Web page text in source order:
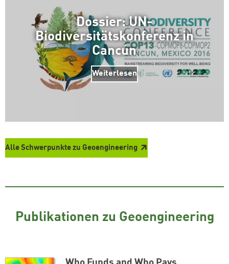
Dossier: UN-
Biodiversitätskonferenz in
Cancún
Weiterlesen
Alle Schwerpunkte zu Geoengineering
Publikationen zu Geoengineering